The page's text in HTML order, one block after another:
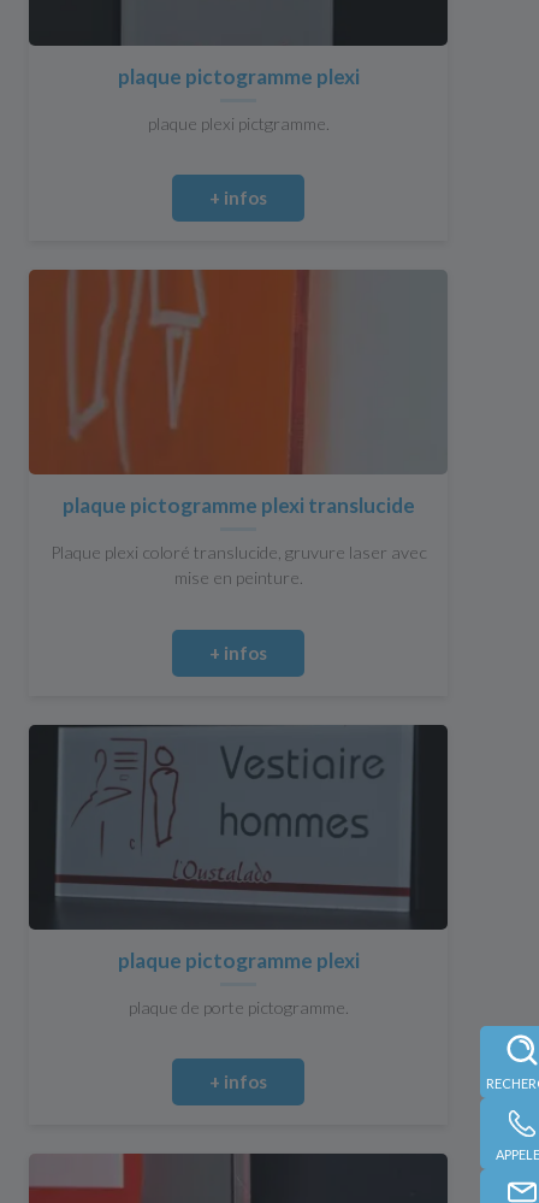
plaque pictogramme plexi
plaque plexi pictgramme.
+ infos
plaque pictogramme plexi translucide
Plaque plexi coloré translucide, gruvure laser avec
mise en peinture.
+ infos
plaque pictogramme plexi
plaque de porte pictogramme.
+ infos